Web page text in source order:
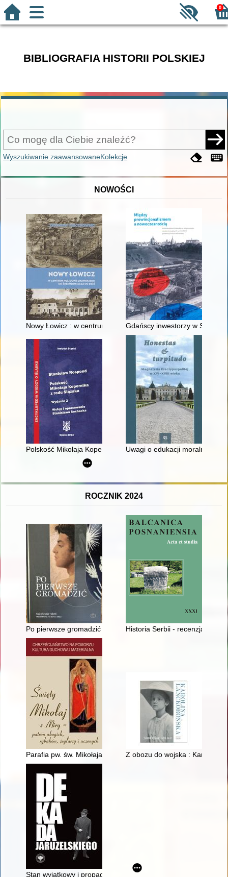
0
BIBLIOGRAFIA HISTORII POLSKIEJ
Wyszukiwanie zaawansowaneKolekcje
NOWOŚCI
Nowy Łowicz : w centrum poligonu drawskiego od
Gdańscy inwestorzy w
Polskość Mikołaja Kopernika z rodu ŚlązakaUwagi o edukacji moralnej
ROCZNIK 2024
Po pierwsze gromadzić : najciekawsze nabytki muzealne z lat
Historia Serbii - recenzja]
Parafia pw. św. Mikołaja w Niezabyszewie w przekazie
Z obozu do wojska : Karolina
Stan wyjątkowy i propaganda : internowanie prominentów 13